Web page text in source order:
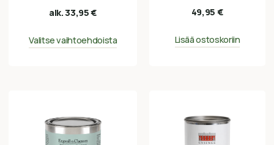
alk.33,95€
Valitse vaihtoehdoista
49,95 €
Lisää ostoskoriin